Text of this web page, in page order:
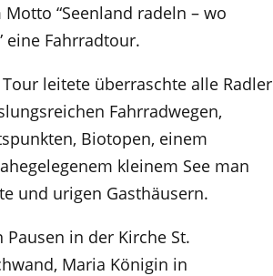
“Seenland radeln – wo
eine Fahrradtour.
leitete überraschte alle Radler
Fahrradwegen,
Biotopen, einem
kleinem See man
und urigen Gasthäusern.
in der Kirche St.
Maria Königin in